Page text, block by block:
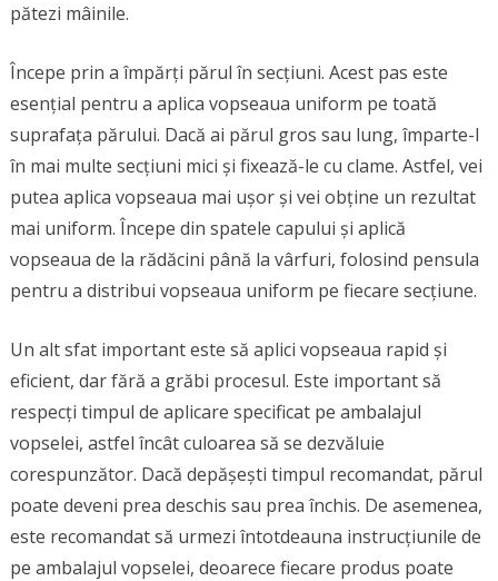
pătezi mâinile.
Începe prin a împărți părul în secțiuni. Acest pas este
esențial pentru a aplica vopseaua uniform pe toată
suprafața părului. Dacă ai părul gros sau lung, împarte-l
în mai multe secțiuni mici și fixează-le cu clame. Astfel, vei
putea aplica vopseaua mai ușor și vei obține un rezultat
mai uniform. Începe din spatele capului și aplică
vopseaua de la rădăcini până la vârfuri, folosind pensula
pentru a distribui vopseaua uniform pe fiecare secțiune.
Un alt sfat important este să aplici vopseaua rapid și
eficient, dar fără a grăbi procesul. Este important să
respecți timpul de aplicare specificat pe ambalajul
vopselei, astfel încât culoarea să se dezvăluie
corespunzător. Dacă depășești timpul recomandat, părul
poate deveni prea deschis sau prea închis. De asemenea,
este recomandat să urmezi întotdeauna instrucțiunile de
pe ambalajul vopselei, deoarece fiecare produs poate